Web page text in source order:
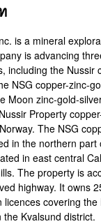
is a mineral
is advancing
including the Nussir
NSG copper-zinc-
Moon zinc-gold-
Property
The NSG
in the northern part
in east central
The property is
highway. It owns
covering
Kvalsund district.